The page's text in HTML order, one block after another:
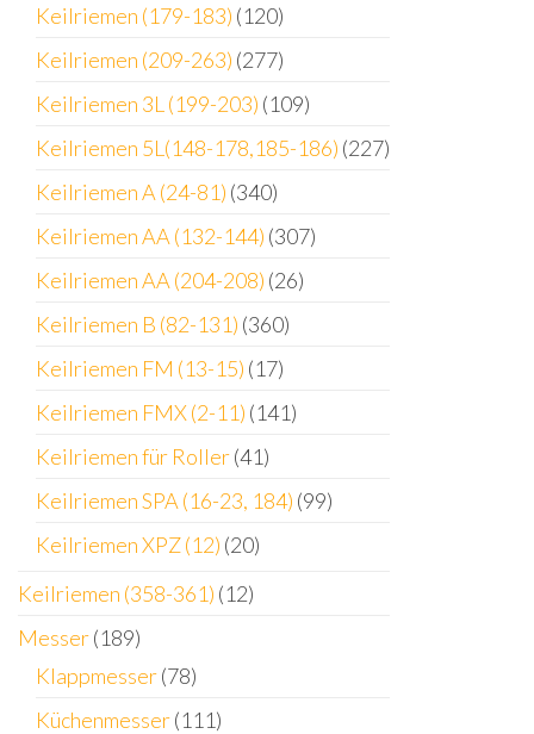
Keilriemen (179-183) (120)
Keilriemen (209-263) (277)
Keilriemen 3L (199-203) (109)
Keilriemen 5L(148-178,185-186) (227)
Keilriemen A (24-81) (340)
Keilriemen AA (132-144) (307)
Keilriemen AA (204-208) (26)
Keilriemen B (82-131) (360)
Keilriemen FM (13-15) (17)
Keilriemen FMX (2-11) (141)
Keilriemen für Roller(41)
Keilriemen SPA (16-23, 184) (99)
Keilriemen XPZ (12) (20)
Keilriemen (358-361) (12)
Messer(189)
Klappmesser(78)
Küchenmesser(111)